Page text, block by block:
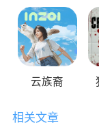
云族裔
相关文章